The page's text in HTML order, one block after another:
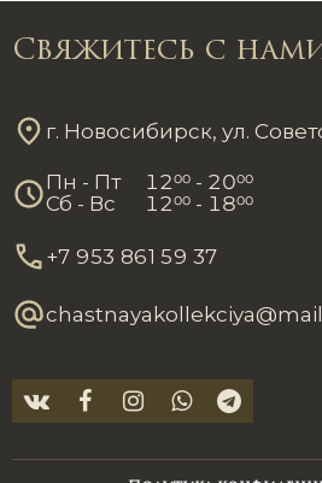
Свяжитесь с
г. Новосибирск, ул.
Пн - Пт 1200 - 2000
Сб - Вс
1200 - 1800
+7 953 861 59 37